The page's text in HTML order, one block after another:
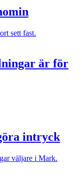
sett fast.
är för
intryck
väljare i Mark.